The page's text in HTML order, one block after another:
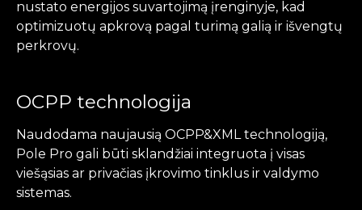
nustato energijos suvartojimą įrenginyje, kad
optimizuotų apkrovą pagal turimą galią ir išvengtų
perkrovų.
OCPP technologija
Naudodama naujausią OCPP&XML technologiją,
Pole Pro gali būti sklandžiai integruota į visas
viešąsias ar privačias įkrovimo tinklus ir valdymo
sistemas.